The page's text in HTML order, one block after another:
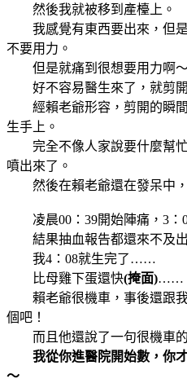
然後我就被移到產檯上。
我感覺有東西要出來，但是
不要用力。
但是就痛到很想要用力啊～
好不容易醫生來了，就剪開
經賴老爺形容，剪開的瞬間
生手上。
完全不像人家說要什麼幫忙
噴出來了。
然後在賴老爺還在發呆中，
凌晨00：39開始陣痛，3：
結果抽血報告都還來不及
我4：08就生完了……
比母雞下蛋還快(掩面)……
賴老爺很機車，事後還跟我
個吧！
而且他還說了一句很機車的
我從你進醫院開始數，你
～